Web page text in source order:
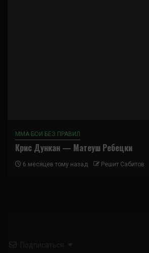
ММА БОИ БЕЗ ПРАВИЛ
Крис Дункан — Матеуш Ребецки
6 месяцев тому назад Решит Сабитов